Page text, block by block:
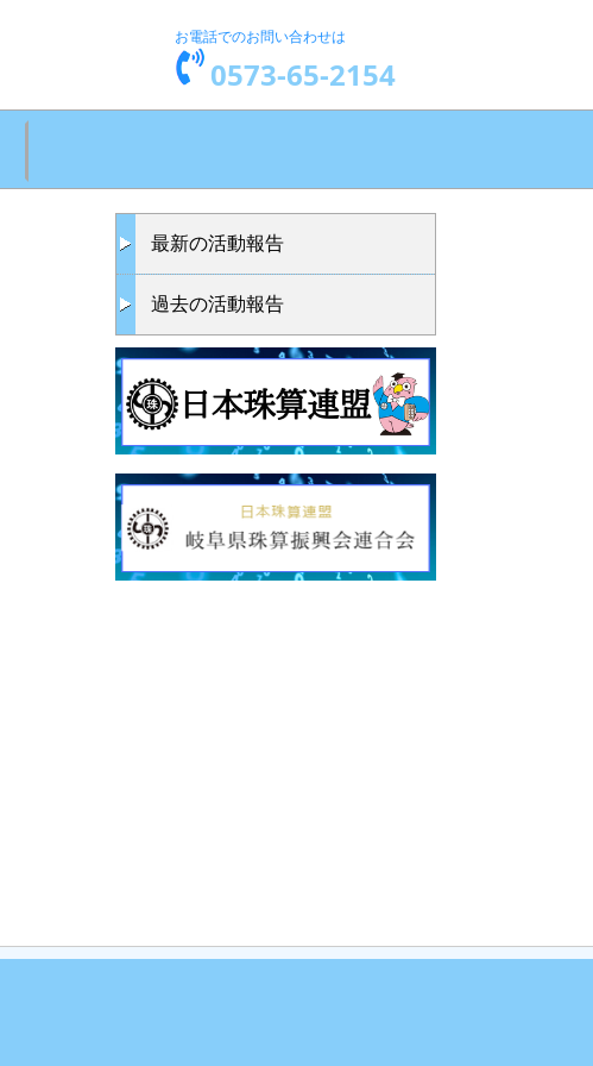
お電話でのお問い合わせは
0573-65-2154
最新の活動報告
過去の活動報告